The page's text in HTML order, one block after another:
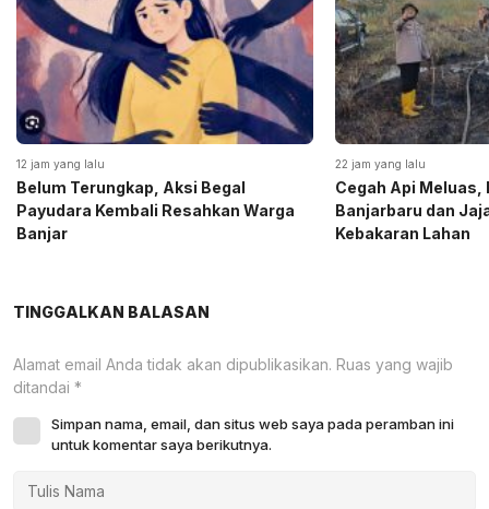
12 jam yang lalu
Belum Terungkap, Aksi Begal
Payudara Kembali Resahkan Warga
Banjar
22 jam yang lalu
Cegah Api Meluas,
Banjarbaru dan
Kebakaran Lahan
TINGGALKAN BALASAN
Alamat email Anda tidak akan dipublikasikan. Ruas yang wajib
ditandai *
Simpan nama, email, dan situs web saya pada peramban ini
untuk komentar saya berikutnya.